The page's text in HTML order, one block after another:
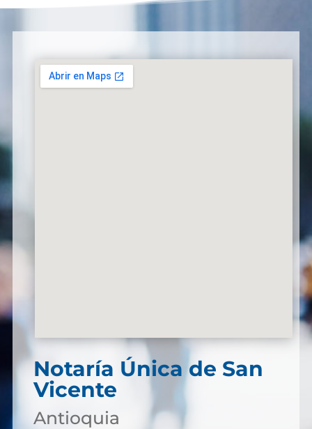
Notaría Única de San
Vicente
Antioquia